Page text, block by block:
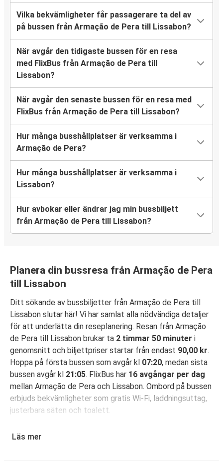
Vilka bekvämligheter får passagerare ta del av
på bussen från Armação de Pera till Lissabon?
När avgår den tidigaste bussen för en resa
med FlixBus från Armação de Pera till
Lissabon?
När avgår den senaste bussen för en resa med
FlixBus från Armação de Pera till Lissabon?
Hur många busshållplatser är verksamma i
Armação de Pera?
Hur många busshållplatser är verksamma i
Lissabon?
Hur avbokar eller ändrar jag min bussbiljett
från Armação de Pera till Lissabon?
Planera din bussresa från Armação de Pera
till Lissabon
Ditt sökande av bussbiljetter från Armação de Pera till
Lissabon slutar här! Vi har samlat alla nödvändiga detaljer
för att underlätta din reseplanering. Resan från Armação
de Pera till Lissabon brukar ta 2 timmar 50 minuter i
genomsnitt och biljettpriser startar från endast 90,00 kr.
Hoppa på första bussen som avgår kl 07:20, medan sista
bussen avgår kl 21:05. FlixBus har 16 avgångar per dag
mellan Armação de Pera och Lissabon. Ombord på bussen
erbjuds bekvämligheter som gratis Wi-Fi, laddningsuttag,
justerbara säten och toalett.
Pera till Lissabon
Läs mer